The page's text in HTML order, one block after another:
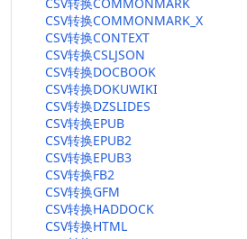
CSV转换COMMONMARK_X
CSV转换CONTEXT
CSV转换CSLJSON
CSV转换DOCBOOK
CSV转换DOKUWIKI
CSV转换DZSLIDES
CSV转换EPUB
CSV转换EPUB2
CSV转换EPUB3
CSV转换FB2
CSV转换GFM
CSV转换HADDOCK
CSV转换HTML